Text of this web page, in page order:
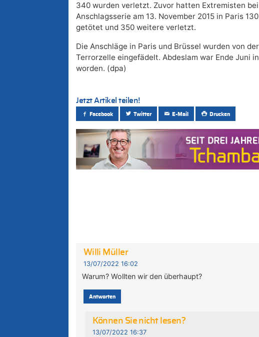
340 wurden verletzt. Zuvor hatten Extremisten
Anschlagsserie am 13. November 2015 in Paris
getötet und 350 weitere verletzt.
Die Anschläge in Paris und Brüssel wurden von
Terrorzelle eingefädelt. Abdeslam war Ende Juni
worden. (dpa)
Jetzt Artikel teilen!
Facebook Twitter E-Mail Drucken
Willi Müller
13/07/2022 16:02
Warum? Wollten wir den überhaupt?
Antworten
Können Sie nicht lesen?
13/07/2022 16:37